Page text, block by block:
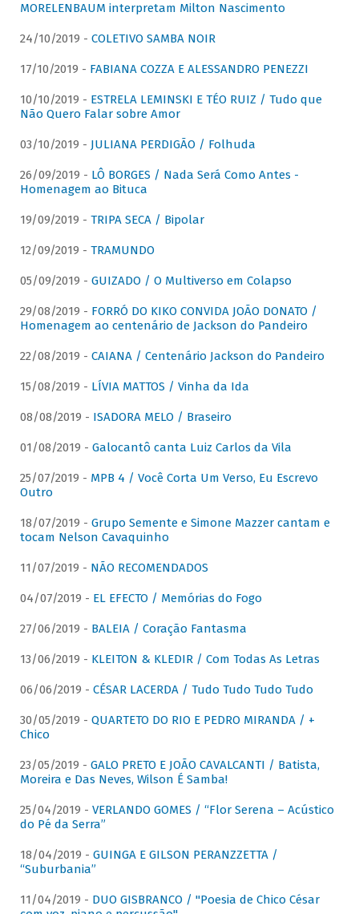
MORELENBAUM interpretam Milton Nascimento
24/10/2019 - COLETIVO SAMBA NOIR
17/10/2019 - FABIANA COZZA E ALESSANDRO PENEZZI
10/10/2019 - ESTRELA LEMINSKI E TÉO RUIZ / Tudo que
Não Quero Falar sobre Amor
03/10/2019 - JULIANA PERDIGÃO / Folhuda
26/09/2019 - LÔ BORGES / Nada Será Como Antes -
Homenagem ao Bituca
19/09/2019 - TRIPA SECA / Bipolar
12/09/2019 - TRAMUNDO
05/09/2019 - GUIZADO / O Multiverso em Colapso
29/08/2019 - FORRÓ DO KIKO CONVIDA JOÃO DONATO /
Homenagem ao centenário de Jackson do Pandeiro
22/08/2019 - CAIANA / Centenário Jackson do Pandeiro
15/08/2019 - LÍVIA MATTOS / Vinha da Ida
08/08/2019 - ISADORA MELO / Braseiro
01/08/2019 - Galocantô canta Luiz Carlos da Vila
25/07/2019 - MPB 4 / Você Corta Um Verso, Eu Escrevo
Outro
18/07/2019 - Grupo Semente e Simone Mazzer cantam e
tocam Nelson Cavaquinho
11/07/2019 - NÃO RECOMENDADOS
04/07/2019 - EL EFECTO / Memórias do Fogo
27/06/2019 - BALEIA / Coração Fantasma
13/06/2019 - KLEITON & KLEDIR / Com Todas As Letras
06/06/2019 - CÉSAR LACERDA / Tudo Tudo Tudo Tudo
30/05/2019 - QUARTETO DO RIO E PEDRO MIRANDA / +
Chico
23/05/2019 - GALO PRETO E JOÃO CAVALCANTI / Batista,
Moreira e Das Neves, Wilson É Samba!
25/04/2019 - VERLANDO GOMES / “Flor Serena – Acústico
do Pé da Serra”
18/04/2019 - GUINGA E GILSON PERANZZETTA /
“Suburbania”
11/04/2019 - DUO GISBRANCO / "Poesia de Chico César